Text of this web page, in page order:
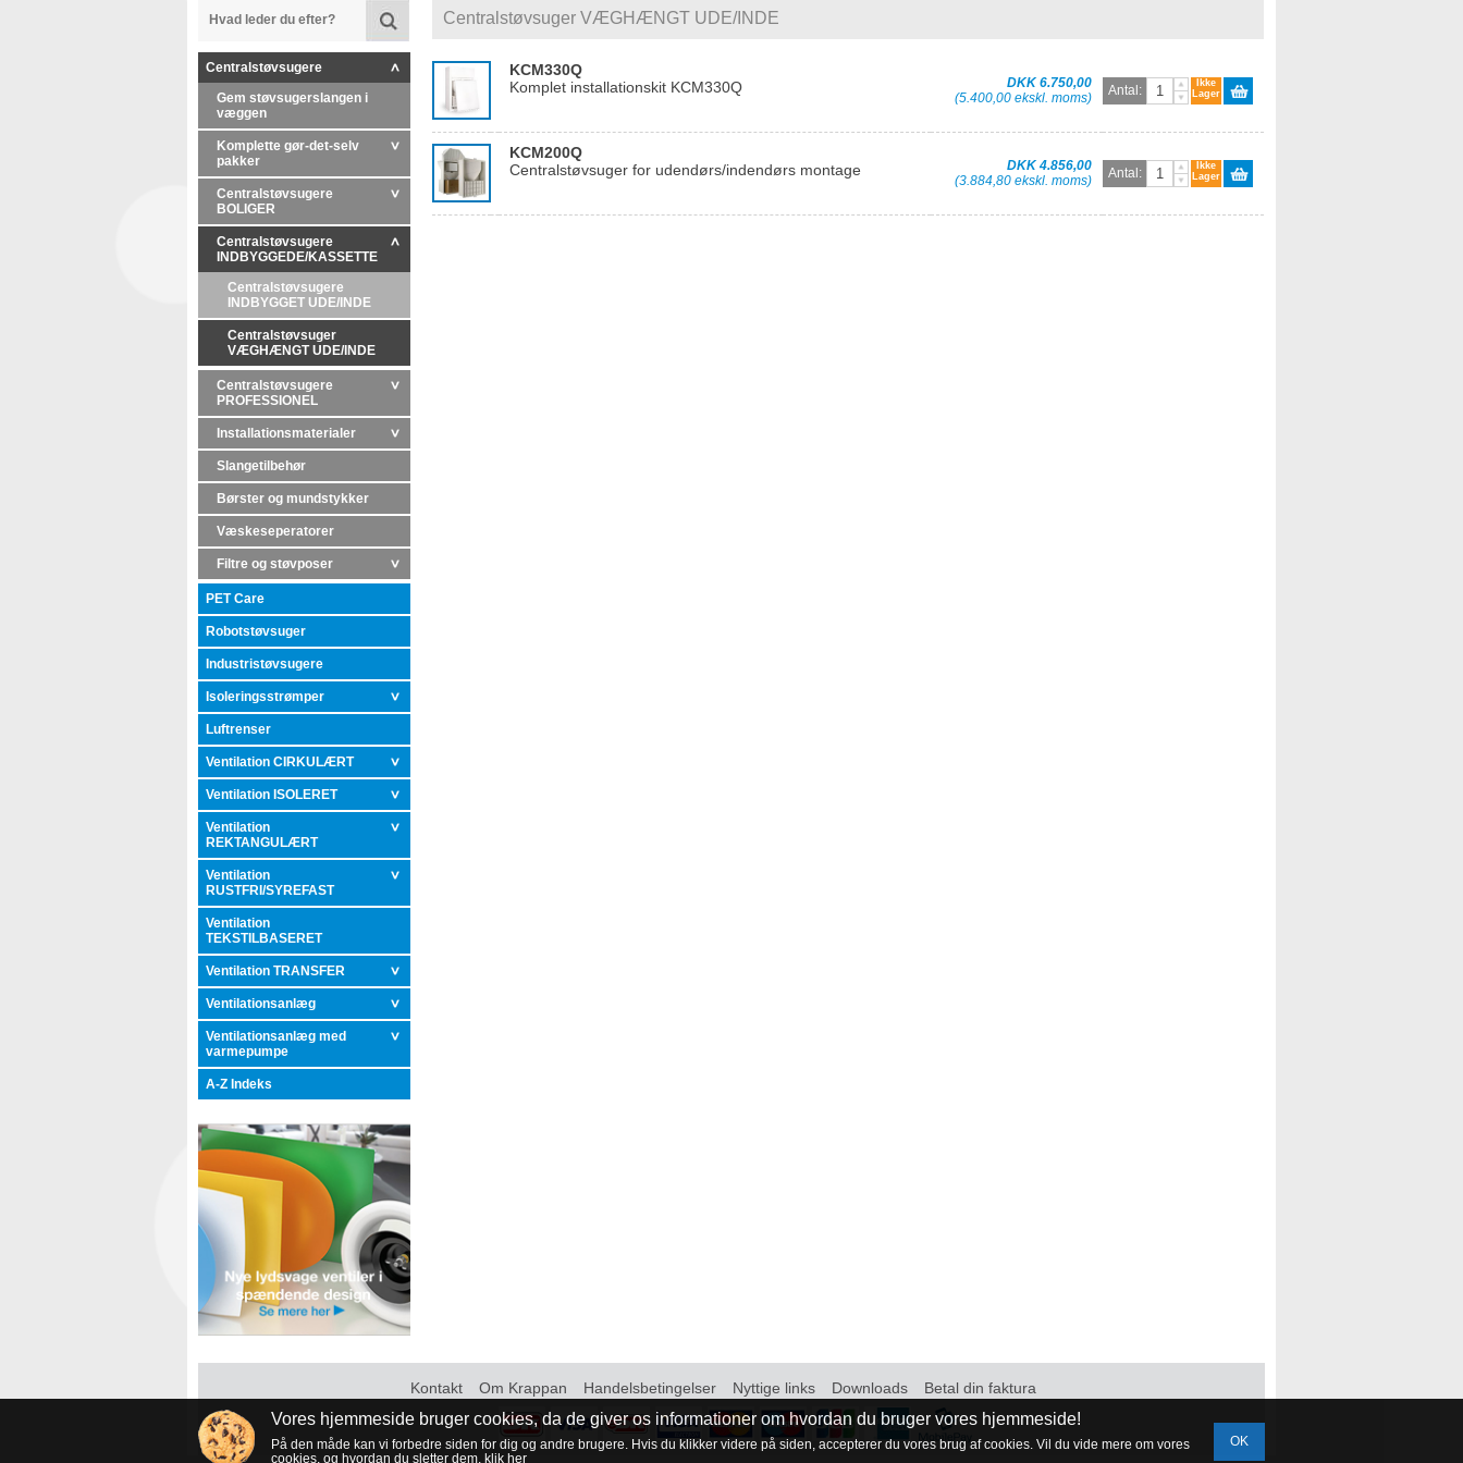
Centralstøvsugere
Gem støvsugerslangen i
væggen
Komplette gør-det-selv
pakker
Centralstøvsugere
BOLIGER
Centralstøvsugere
INDBYGGEDE/KASSETTE
Centralstøvsugere
INDBYGGET UDE/INDE
Centralstøvsuger
VÆGHÆNGT UDE/INDE
Centralstøvsugere
PROFESSIONEL
Installationsmaterialer
Slangetilbehør
Børster og mundstykker
Væskeseperatorer
Filtre og støvposer
PET Care
Robotstøvsuger
Industristøvsugere
Isoleringsstrømper
Luftrenser
Ventilation CIRKULÆRT
Ventilation ISOLERET
Ventilation
REKTANGULÆRT
Ventilation
RUSTFRI/SYREFAST
Ventilation
TEKSTILBASERET
Ventilation TRANSFER
Ventilationsanlæg
Ventilationsanlæg med
varmepumpe
A-Z Indeks
Centralstøvsuger VÆGHÆNGT UDE/INDE
KCM330Q
Komplet installationskit KCM330Q
DKK 6.750,00
(5.400,00 ekskl. moms)
Antal:
Ikke
Lager
KCM200Q
Centralstøvsuger for udendørs/indendørs montage
DKK 4.856,00
(3.884,80 ekskl. moms)
Antal:
Ikke
Lager
Kontakt Om Krappan Handelsbetingelser Nyttige links Downloads Betal din faktura
Vores hjemmeside bruger cookies, da de giver os informationer om hvordan du bruger vores hjemmeside!
På den måde kan vi forbedre siden for dig og andre brugere. Hvis du klikker videre på siden, accepterer du vores brug af cookies. Vil du vide mere om vores
cookies, og hvordan du sletter dem, klik her
OK